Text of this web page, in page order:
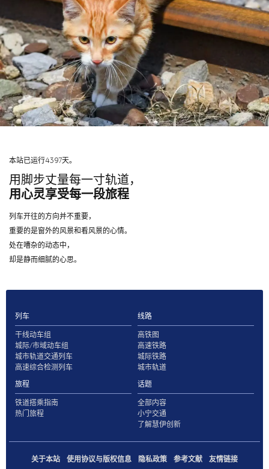
本站已运行4397天。
用脚步丈量每一寸轨道，
用心灵享受每一段旅程
列车开往的方向并不重要，
重要的是窗外的风景和看风景的心情。
处在嘈杂的动态中，
却是静而细腻的心思。
列车
干线动车组
城际/市域动车组
城市轨道交通列车
高速综合检测列车
线路
高铁图
高速铁路
城际铁路
城市轨道
旅程
铁道搭乘指南
热门旅程
话题
全部内容
小宁交通
了解慧伊创新
关于本站 使用协议与版权信息 隐私政策 参考文献 友情链接